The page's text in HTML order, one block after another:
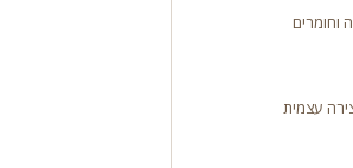
וחומרים
עצמית